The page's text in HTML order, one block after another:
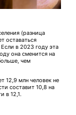
(разница
оставаться
в 2023 году эта
она сменится на
чем
12,9 млн человек не
составит 10,8 на
в 12,1.